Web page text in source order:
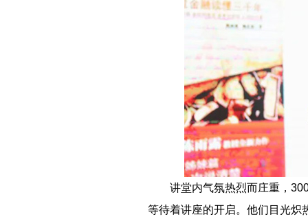
讲堂内气氛热烈而庄重，
等待着讲座的开启。他们目光炽